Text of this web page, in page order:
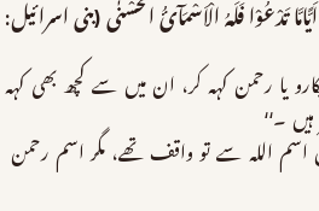
تَدْعُوْا فَلَہُ الْاَسْمَآئُ الْحُسْنٰی (بنی اسرائیل:
پکارو یا رحمن کہہ کر، ان میں سے کچھ بھی کہہ
۔‘‘
اسم اللہ سے تو واقف تھے، مگر اسم رحمن